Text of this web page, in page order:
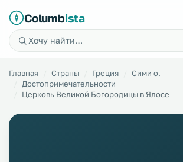
Columbista
Главная Страны Греция
Сими о.
Достопримечательности
Церковь Великой Богородицы в Ялосе